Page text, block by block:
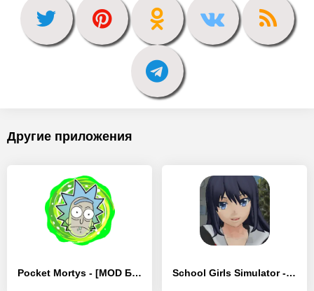
Другие приложения
Pocket Mortys - [MOD Бесконечные монеты] School Girls Simulator - [MOD Бесконечные деньги]